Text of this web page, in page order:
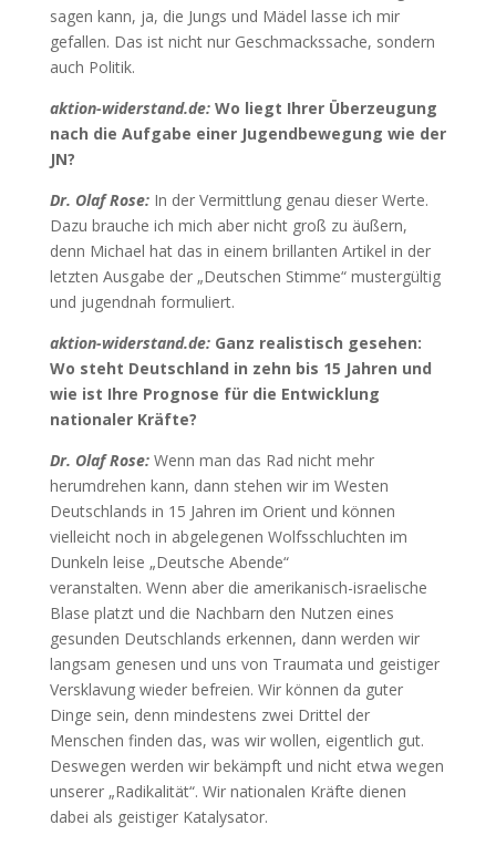
sagen kann, ja, die Jungs und Mädel lasse ich mir
gefallen. Das ist nicht nur Geschmackssache, sondern
auch Politik.
aktion-widerstand.de: Wo liegt Ihrer Überzeugung
nach die Aufgabe einer Jugendbewegung wie der
JN?
Dr. Olaf Rose: In der Vermittlung genau dieser Werte.
Dazu brauche ich mich aber nicht groß zu äußern,
denn Michael hat das in einem brillanten Artikel in der
letzten Ausgabe der „Deutschen Stimme“ mustergültig
und jugendnah formuliert.
aktion-widerstand.de: Ganz realistisch gesehen:
Wo steht Deutschland in zehn bis 15 Jahren und
wie ist Ihre Prognose für die Entwicklung
nationaler Kräfte?
Dr. Olaf Rose:Wenn man das Rad nicht mehr
herumdrehen kann, dann stehen wir im Westen
Deutschlands in 15 Jahren im Orient und können
vielleicht noch in abgelegenen Wolfsschluchten im
Dunkeln leise „Deutsche Abende“
veranstalten. Wenn aber die amerikanisch-israelische
Blase platzt und die Nachbarn den Nutzen eines
gesunden Deutschlands erkennen, dann werden wir
langsam genesen und uns von Traumata und geistiger
Versklavung wieder befreien. Wir können da guter
Dinge sein, denn mindestens zwei Drittel der
Menschen finden das, was wir wollen, eigentlich gut.
Deswegen werden wir bekämpft und nicht etwa wegen
unserer „Radikalität“. Wir nationalen Kräfte dienen
dabei als geistiger Katalysator.